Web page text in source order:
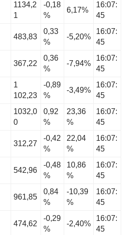
1134,2
1
-0,18
%
6,17%
16:07:
45
483,83
0,33
%
-5,20%
16:07:
45
367,22
0,36
%
-7,94%
16:07:
45
1
102,23
-0,89
%
-3,49%
16:07:
45
1032,0
0
0,92
%
23,36
%
16:07:
45
312,27
-0,42
%
22,04
%
16:07:
45
542,96
-0,48
%
10,86
%
16:07:
45
961,85
0,84
%
-10,39
%
16:07:
45
474,62
-0,29
%
-2,40%
16:07:
45